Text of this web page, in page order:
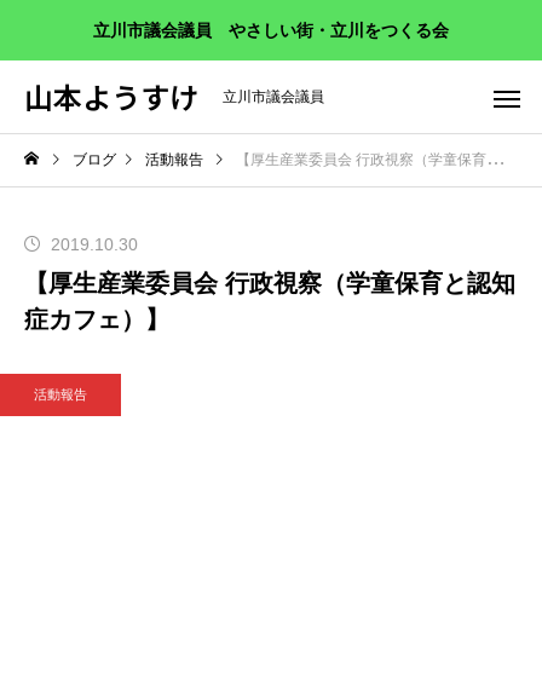
立川市議会議員 やさしい街・立川をつくる会
山本ようすけ 立川市議会議員
ブログ 活動報告 【厚生産業委員会 行政視察（学童保育と認知症カフェ）】
2019.10.30
【厚生産業委員会 行政視察（学童保育と認知
症カフェ）】
活動報告